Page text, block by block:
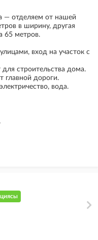
— отделяем от нашей
в ширину, другая
65 метров.
вход на участок с
строительства дома.
главной дороги.
вода.